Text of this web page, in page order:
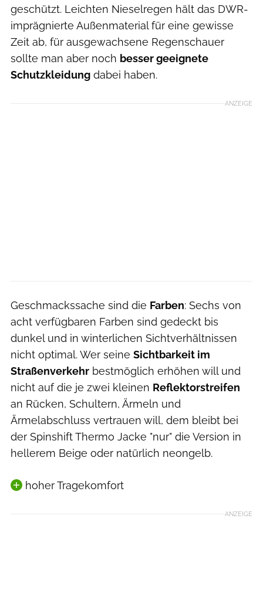
geschützt. Leichten Nieselregen hält das DWR-
imprägnierte Außenmaterial für eine gewisse
Zeit ab, für ausgewachsene Regenschauer
sollte man aber noch besser geeignete
Schutzkleidung dabei haben.
ANZEIGE
Geschmackssache sind die Farben: Sechs von
acht verfügbaren Farben sind gedeckt bis
dunkel und in winterlichen Sichtverhältnissen
nicht optimal. Wer seine Sichtbarkeit im
Straßenverkehr bestmöglich erhöhen will und
nicht auf die je zwei kleinen Reflektorstreifen
an Rücken, Schultern, Ärmeln und
Ärmelabschluss vertrauen will, dem bleibt bei
der Spinshift Thermo Jacke "nur" die Version in
hellerem Beige oder natürlich neongelb.
hoher Tragekomfort
ANZEIGE